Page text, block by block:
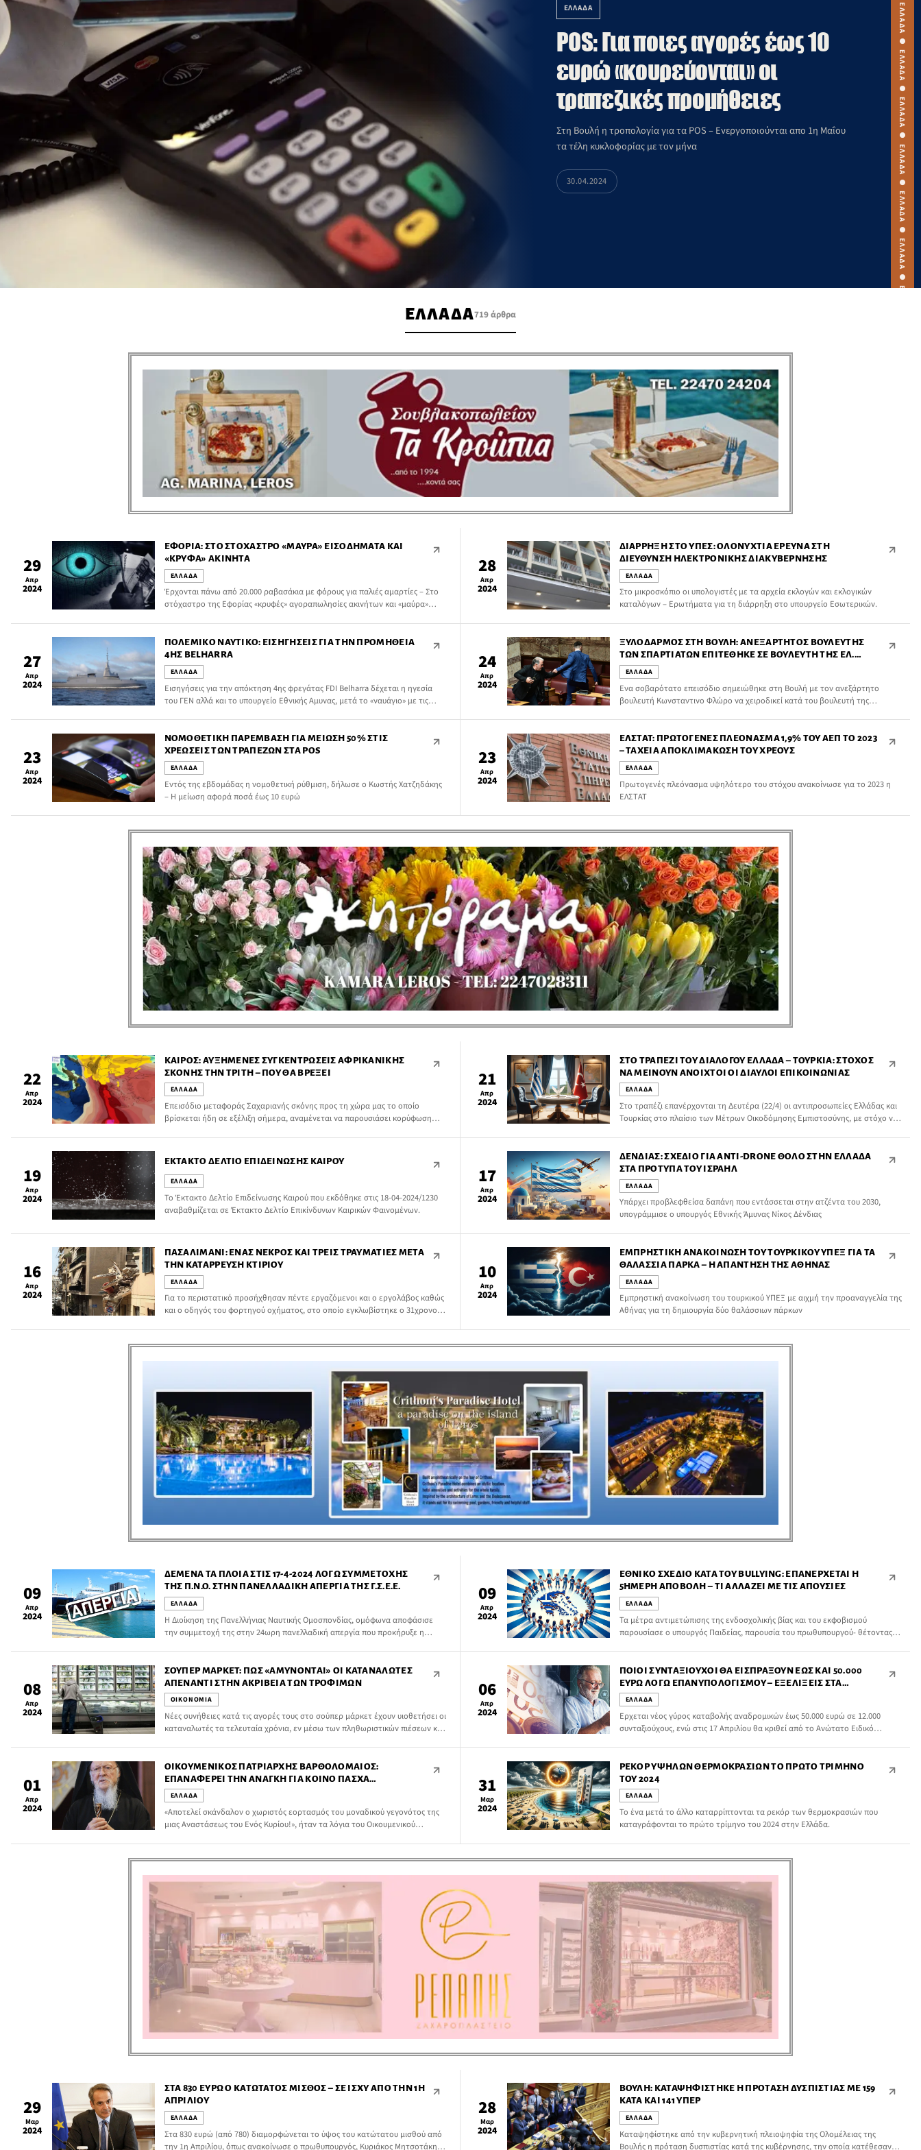
ΕΛΛΑΔΑ
POS: Για ποιες αγορές έως 10
ευρώ «κουρεύονται» οι
τραπεζικές προμήθειες
Στη Βουλή η τροπολογία για τα POS – Ενεργοποιούνται απο 1η Μαΐου
τα τέλη κυκλοφορίας με τον μήνα
30.04.2024 ΕΛΛΑΔΑ ● ΕΛΛΑΔΑ ● ΕΛΛΑΔΑ ● ΕΛΛΑΔΑ ● ΕΛΛΑΔΑ ● ΕΛΛΑΔΑ ● ΕΛΛΑΔΑ ● ΕΛΛΑΔΑ ● ΕΛΛΑΔΑ ● ΕΛΛΑΔΑ ●
ΕΛΛΑΔΑ719 άρθρα
29
Απρ
2024
ΕΦΟΡΊΑ: ΣΤΟ ΣΤΌΧΑΣΤΡΟ «ΜΑΎΡΑ» ΕΙΣΟΔΉΜΑΤΑ ΚΑΙ
«ΚΡΥΦΆ» ΑΚΊΝΗΤΑ
ΕΛΛΑΔΑ
Έρχονται πάνω από 20.000 ραβασάκια με φόρους για παλιές αμαρτίες – Στο
στόχαστρο της Εφορίας «κρυφές» αγοραπωλησίες ακινήτων και «μαύρα»
28
Απρ
2024
ΔΙΆΡΡΗΞΗ ΣΤΟ ΥΠΕΣ: ΟΛΟΝΎΧΤΙΑ ΈΡΕΥΝΑ ΣΤΗ
ΔΙΕΎΘΥΝΣΗ ΗΛΕΚΤΡΟΝΙΚΉΣ ΔΙΑΚΥΒΈΡΝΗΣΗΣ
ΕΛΛΑΔΑ
Στο μικροσκόπιο οι υπολογιστές με τα αρχεία εκλογών και εκλογικών
καταλόγων – Ερωτήματα για τη διάρρηξη στο υπουργείο Εσωτερικών.
27
Απρ
2024
ΠΟΛΕΜΙΚΌ ΝΑΥΤΙΚΌ: ΕΙΣΗΓΉΣΕΙΣ ΓΙΑ ΤΗΝ ΠΡΟΜΉΘΕΙΑ
4ΗΣ BELHARRA
ΕΛΛΑΔΑ
Εισηγήσεις για την απόκτηση 4ης φρεγάτας FDI Belharra δέχεται η ηγεσία
του ΓΕΝ αλλά και το υπουργείο Εθνικής Αμυνας, μετά το «ναυάγιο» με τις
24
Απρ
2024
ΞΥΛΟΔΑΡΜΌΣ ΣΤΗ ΒΟΥΛΉ: ΑΝΕΞΆΡΤΗΤΟΣ ΒΟΥΛΕΥΤΉΣ
ΤΩΝ ΣΠΑΡΤΙΑΤΏΝ ΕΠΙΤΈΘΗΚΕ ΣΕ ΒΟΥΛΕΥΤΉ ΤΗΣ ΕΛ.
ΛΎΣΗΣ
ΕΛΛΑΔΑ
Ενα σοβαρότατο επεισόδιο σημειώθηκε στη Βουλή με τον ανεξάρτητο
βουλευτή Κωνσταντινο Φλώρο να χειροδικεί κατά του βουλευτή της
23
Απρ
2024
NΟΜΟΘΕΤΙΚΉ ΠΑΡΈΜΒΑΣΗ ΓΙΑ ΜΕΊΩΣΗ 50% ΣΤΙΣ
ΧΡΕΏΣΕΙΣ ΤΩΝ ΤΡΑΠΕΖΏΝ ΣΤΑ POS
ΕΛΛΑΔΑ
Εντός της εβδομάδας η νομοθετική ρύθμιση, δήλωσε ο Κωστής Χατζηδάκης
– H μείωση αφορά ποσά έως 10 ευρώ
23
Απρ
2024
ΕΛΣΤΑΤ: ΠΡΩΤΟΓΕΝΈΣ ΠΛΕΌΝΑΣΜΑ 1,9% ΤΟΥ ΑΕΠ ΤΟ 2023
– ΤΑΧΕΊΑ ΑΠΟΚΛΙΜΆΚΩΣΗ ΤΟΥ ΧΡΈΟΥΣ
ΕΛΛΑΔΑ
Πρωτογενές πλεόνασμα υψηλότερο του στόχου ανακοίνωσε για το 2023 η
ΕΛΣΤΑΤ
22
Απρ
2024
ΚΑΙΡΌΣ: ΑΥΞΗΜΈΝΕΣ ΣΥΓΚΕΝΤΡΏΣΕΙΣ ΑΦΡΙΚΑΝΙΚΉΣ
ΣΚΌΝΗΣ ΤΗΝ ΤΡΊΤΗ – ΠΟΎ ΘΑ ΒΡΈΞΕΙ
ΕΛΛΑΔΑ
Επεισόδιο μεταφοράς Σαχαριανής σκόνης προς τη χώρα μας το οποίο
βρίσκεται ήδη σε εξέλιξη σήμερα, αναμένεται να παρουσιάσει κορύφωση
21
Απρ
2024
ΣΤΟ ΤΡΑΠΈΖΙ ΤΟΥ ΔΙΑΛΌΓΟΥ ΕΛΛΆΔΑ – ΤΟΥΡΚΊΑ: ΣΤΌΧΟΣ
ΝΑ ΜΕΊΝΟΥΝ ΑΝΟΙΧΤΟΊ ΟΙ ΔΊΑΥΛΟΙ ΕΠΙΚΟΙΝΩΝΊΑΣ
ΕΛΛΑΔΑ
Στο τραπέζι επανέρχονται τη Δευτέρα (22/4) οι αντιπροσωπείες Ελλάδας και
Τουρκίας στο πλαίσιο των Μέτρων Οικοδόμησης Εμπιστοσύνης, με στόχο να
Ιόνιο την οποία πάντως ο πρωθυπουργός Κυριάκος Μητσοτάκης,
χαρακτήρισε «παντελώς αδικαιολόγητη».
19
Απρ
2024
ΈΚΤΑΚΤΟ ΔΕΛΤΊΟ ΕΠΙΔΕΊΝΩΣΗΣ ΚΑΙΡΟΎ
ΕΛΛΑΔΑ
Το Έκτακτο Δελτίο Επιδείνωσης Καιρού που εκδόθηκε στις 18-04-2024/1230
αναβαθμίζεται σε Έκτακτο Δελτίο Επικίνδυνων Καιρικών Φαινομένων.
17
Απρ
2024
ΔΈΝΔΙΑΣ: ΣΧΈΔΙΟ ΓΙΑ ΑΝΤΙ-DRONE ΘΌΛΟ ΣΤΗΝ ΕΛΛΆΔΑ
ΣΤΑ ΠΡΌΤΥΠΑ ΤΟΥ ΙΣΡΑΉΛ
ΕΛΛΑΔΑ
Υπάρχει προβλεφθείσα δαπάνη που εντάσσεται στην ατζέντα του 2030,
υπογράμμισε ο υπουργός Εθνικής Άμυνας Νίκος Δένδιας
16
Απρ
2024
ΠΑΣΑΛΙΜΆΝΙ: ΕΝΑΣ ΝΕΚΡΌΣ ΚΑΙ ΤΡΕΙΣ ΤΡΑΥΜΑΤΊΕΣ ΜΕΤΆ
ΤΗΝ ΚΑΤΆΡΡΕΥΣΗ ΚΤΙΡΊΟΥ
ΕΛΛΑΔΑ
Για το περιστατικό προσήχθησαν πέντε εργαζόμενοι και ο εργολάβος καθώς
και ο οδηγός του φορτηγού οχήματος, στο οποίο εγκλωβίστηκε ο 31χρονος
10
Απρ
2024
ΕΜΠΡΗΣΤΙΚΉ ΑΝΑΚΟΊΝΩΣΗ ΤΟΥ ΤΟΥΡΚΙΚΟΎ ΥΠΕΞ ΓΙΑ ΤΑ
ΘΑΛΆΣΣΙΑ ΠΆΡΚΑ – Η ΑΠΆΝΤΗΣΗ ΤΗΣ ΑΘΉΝΑΣ
ΕΛΛΑΔΑ
Εμπρηστική ανακοίνωση του τουρκικού ΥΠΕΞ με αιχμή την προαναγγελία της
Αθήνας για τη δημιουργία δύο θαλάσσιων πάρκων
09
Απρ
2024
ΔΕΜΈΝΑ ΤΑ ΠΛΟΊΑ ΣΤΙΣ 17-4-2024 ΛΌΓΩ ΣΥΜΜΕΤΟΧΉΣ
ΤΗΣ Π.Ν.Ο. ΣΤΗΝ ΠΑΝΕΛΛΑΔΙΚΉ ΑΠΕΡΓΊΑ ΤΗΣ Γ.Σ.Ε.Ε.
ΕΛΛΑΔΑ
Η Διοίκηση της Πανελλήνιας Ναυτικής Ομοσπονδίας, ομόφωνα αποφάσισε
την συμμετοχή της στην 24ωρη πανελλαδική απεργία που προκήρυξε η
09
Απρ
2024
ΕΘΝΙΚΌ ΣΧΈΔΙΟ ΚΑΤΆ ΤΟΥ BULLYING: ΕΠΑΝΈΡΧΕΤΑΙ Η
5ΉΜΕΡΗ ΑΠΟΒΟΛΉ – ΤΙ ΑΛΛΆΖΕΙ ΜΕ ΤΙΣ ΑΠΟΥΣΊΕΣ
ΕΛΛΑΔΑ
Τα μέτρα αντιμετώπισης της ενδοσχολικής βίας και του εκφοβισμού
παρουσίασε ο υπουργός Παιδείας, παρουσία του πρωθυπουργού- θέτοντας
08
Απρ
2024
ΣΟΎΠΕΡ ΜΆΡΚΕΤ: ΠΏΣ «ΑΜΎΝΟΝΤΑΙ» ΟΙ ΚΑΤΑΝΑΛΩΤΈΣ
ΑΠΈΝΑΝΤΙ ΣΤΗΝ ΑΚΡΊΒΕΙΑ ΤΩΝ ΤΡΟΦΊΜΩΝ
ΟΙΚΟΝΟΜΙΑ
Νέες συνήθειες κατά τις αγορές τους στο σούπερ μάρκετ έχουν υιοθετήσει οι
καταναλωτές τα τελευταία χρόνια, εν μέσω των πληθωριστικών πιέσεων και
06
Απρ
2024
ΠΟΙΟΙ ΣΥΝΤΑΞΙΟΎΧΟΙ ΘΑ ΕΙΣΠΡΆΞΟΥΝ ΈΩΣ ΚΑΙ 50.000
ΕΥΡΏ ΛΌΓΩ ΕΠΑΝΥΠΟΛΟΓΙΣΜΟΎ – ΕΞΕΛΊΞΕΙΣ ΣΤΑ
ΑΝΑΔΡΟΜΙΚΆ
ΕΛΛΑΔΑ
Ερχεται νέος γύρος καταβολής αναδρομικών έως 50.000 ευρώ σε 12.000
συνταξιούχους, ενώ στις 17 Απριλίου θα κριθεί από το Ανώτατο Ειδικό
2012. Ανάλογα με την απόφαση του ΑΕΔ αναμένονται οι κυβερνητικές
αποφάσεις.
01
Απρ
2024
ΟΙΚΟΥΜΕΝΙΚΌΣ ΠΑΤΡΙΆΡΧΗΣ ΒΑΡΘΟΛΟΜΑΊΟΣ:
ΕΠΑΝΑΦΈΡΕΙ ΤΗΝ ΑΝΆΓΚΗ ΓΙΑ ΚΟΙΝΌ ΠΆΣΧΑ
ΟΡΘΌΔΟΞΩΝ – ΚΑΘΟΛΙΚΏΝ
ΕΛΛΑΔΑ
«Αποτελεί σκάνδαλον ο χωριστός εορτασμός του μοναδικού γεγονότος της
μιας Αναστάσεως του Ενός Κυρίου!», ήταν τα λόγια του Οικουμενικού
του Πάσχα για τους Χριστιανούς της Ανατολικής και της Δυτικής Εκκλησίας.
31
Μαρ
2024
ΡΕΚΌΡ ΥΨΗΛΏΝ ΘΕΡΜΟΚΡΑΣΙΏΝ ΤΟ ΠΡΏΤΟ ΤΡΊΜΗΝΟ
ΤΟΥ 2024
ΕΛΛΑΔΑ
Το ένα μετά το άλλο καταρρίπτονται τα ρεκόρ των θερμοκρασιών που
καταγράφονται το πρώτο τρίμηνο του 2024 στην Ελλάδα.
29
Μαρ
2024
ΣΤΑ 830 ΕΥΡΏ Ο ΚΑΤΏΤΑΤΟΣ ΜΙΣΘΌΣ – ΣΕ ΙΣΧΎ ΑΠΌ ΤΗΝ 1Η
ΑΠΡΙΛΊΟΥ
ΕΛΛΑΔΑ
Στα 830 ευρώ (από 780) διαμορφώνεται το ύψος του κατώτατου μισθού από
την 1η Απριλίου, όπως ανακοίνωσε ο πρωθυπουργός, Κυριάκος Μητσοτάκης,
28
Μαρ
2024
ΒΟΥΛΉ: ΚΑΤΑΨΗΦΊΣΤΗΚΕ Η ΠΡΌΤΑΣΗ ΔΥΣΠΙΣΤΊΑΣ ΜΕ 159
ΚΑΤΆ ΚΑΙ 141 ΥΠΈΡ
ΕΛΛΑΔΑ
Καταψηφίστηκε από την κυβερνητική πλειοψηφία της Ολομέλειας της
Βουλής η πρόταση δυσπιστίας κατά της κυβέρνησης, την οποία κατέθεσαν